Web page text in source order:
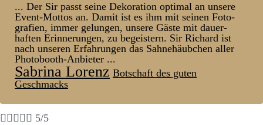
... Der Sir passt seine Dekoration optimal an unsere
Event-Mottos an. Damit ist es ihm mit seinen Foto­
grafien, immer ge­lungen, unsere Gäste mit dauer­
haften Er­inner­ungen, zu be­geistern. Sir Richard ist
nach unseren Er­fahr­ungen das Sahn­ehäub­chen aller
Photo­booth-Anbieter ...
Sabrina Lorenz Botschaft des guten
Geschmacks
     5/5